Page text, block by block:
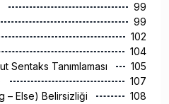
99
99
102
104
Sentaks Tanımlaması
105
107
– Else) Belirsizliği
108